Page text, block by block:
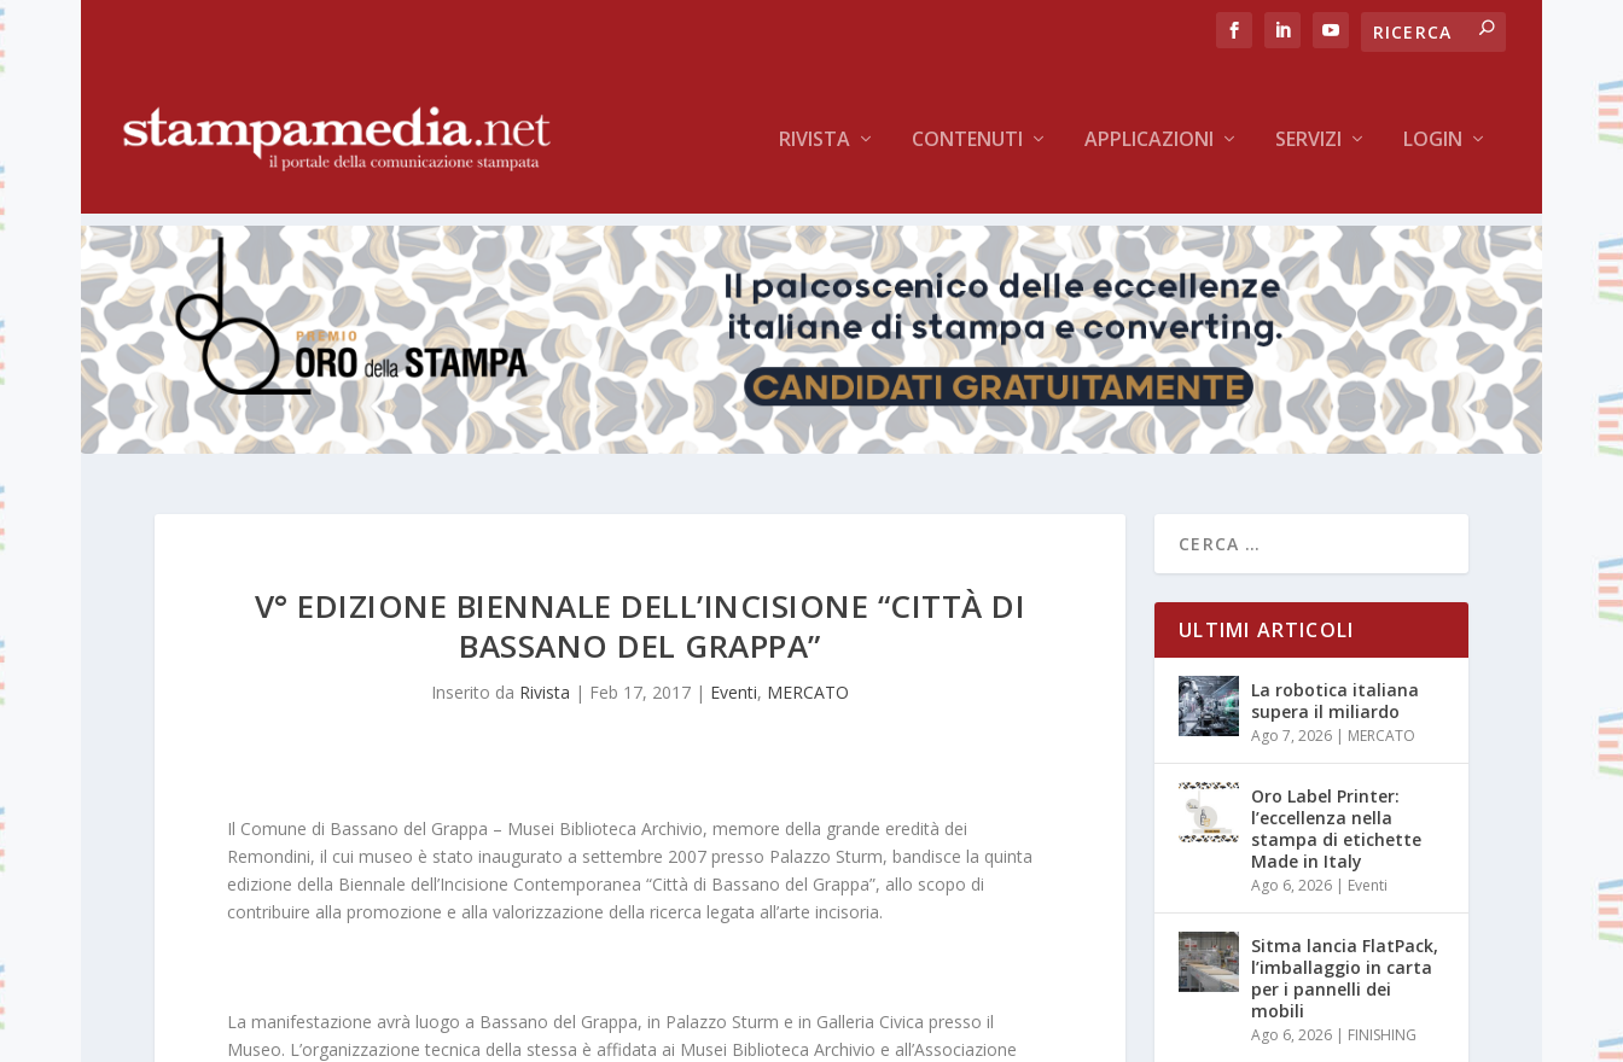
RIVISTA CONTENUTI APPLICAZIONI SERVIZI LOGIN
V° EDIZIONE BIENNALE DELL’INCISIONE “CITTÀ DI
BASSANO DEL GRAPPA”
Inserito da Rivista | Feb 17, 2017| Eventi, MERCATO
Il Comune di Bassano del Grappa – Musei Biblioteca Archivio, memore della grande eredità dei
Remondini, il cui museo è stato inaugurato a settembre 2007 presso Palazzo Sturm, bandisce la quinta
edizione della Biennale dell’Incisione Contemporanea “Città di Bassano del Grappa”, allo scopo di
contribuire alla promozione e alla valorizzazione della ricerca legata all’arte incisoria.
La manifestazione avrà luogo a Bassano del Grappa, in Palazzo Sturm e in Galleria Civica presso il
Museo. L’organizzazione tecnica della stessa è affidata ai Musei Biblioteca Archivio e all’Associazione
ULTIMI ARTICOLI
La robotica italiana
supera il miliardo
Ago 7, 2026 | MERCATO
Oro Label Printer:
l’eccellenza nella
stampa di etichette
Made in Italy
Ago 6, 2026 | Eventi
Sitma lancia FlatPack,
l’imballaggio in carta
per i pannelli dei
mobili
Ago 6, 2026 | FINISHING